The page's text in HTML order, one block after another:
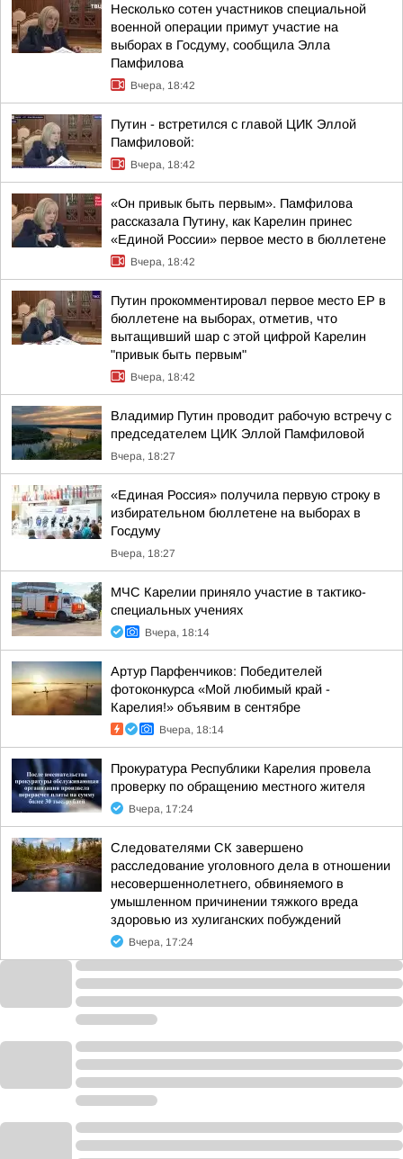
Несколько сотен участников специальной
военной операции примут участие на
выборах в Госдуму, сообщила Элла
Памфилова
Вчера, 18:42
Путин - встретился с главой ЦИК Эллой
Памфиловой:
Вчера, 18:42
«Он привык быть первым». Памфилова
рассказала Путину, как Карелин принес
«Единой России» первое место в бюллетене
Вчера, 18:42
Путин прокомментировал первое место ЕР в
бюллетене на выборах, отметив, что
вытащивший шар с этой цифрой Карелин
"привык быть первым"
Вчера, 18:42
Владимир Путин проводит рабочую встречу с
председателем ЦИК Эллой Памфиловой
Вчера, 18:27
«Единая Россия» получила первую строку в
избирательном бюллетене на выборах в
Госдуму
Вчера, 18:27
МЧС Карелии приняло участие в тактико-
специальных учениях
Вчера, 18:14
Артур Парфенчиков: Победителей
фотоконкурса «Мой любимый край -
Карелия!» объявим в сентябре
Вчера, 18:14
Прокуратура Республики Карелия провела
проверку по обращению местного жителя
Вчера, 17:24
Следователями СК завершено
расследование уголовного дела в отношении
несовершеннолетнего, обвиняемого в
умышленном причинении тяжкого вреда
здоровью из хулиганских побуждений
Вчера, 17:24